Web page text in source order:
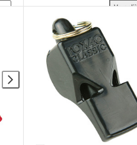
Classic CMG Scheidsrechtersfluit